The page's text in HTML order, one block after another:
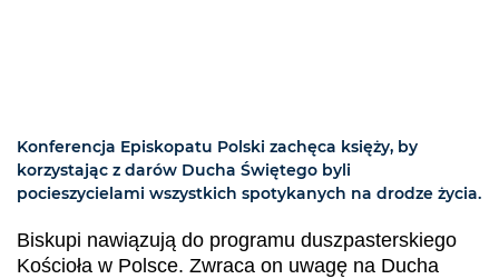
Konferencja Episkopatu Polski zachęca księży, by
korzystając z darów Ducha Świętego byli
pocieszycielami wszystkich spotykanych na drodze życia.
Biskupi nawiązują do programu duszpasterskiego
Kościoła w Polsce. Zwraca on uwagę na Ducha